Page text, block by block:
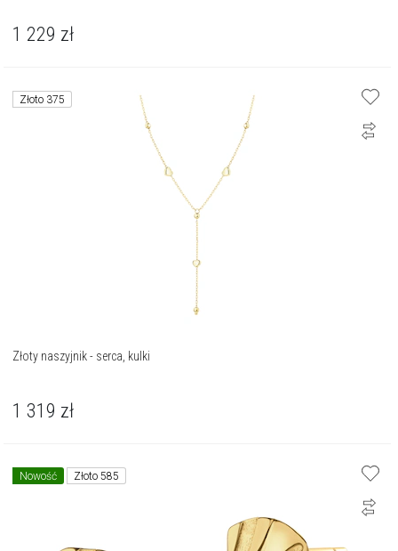
1 229 zł
Złoto 375
Złoty naszyjnik - serca, kulki
1 319 zł
Nowość Złoto 585